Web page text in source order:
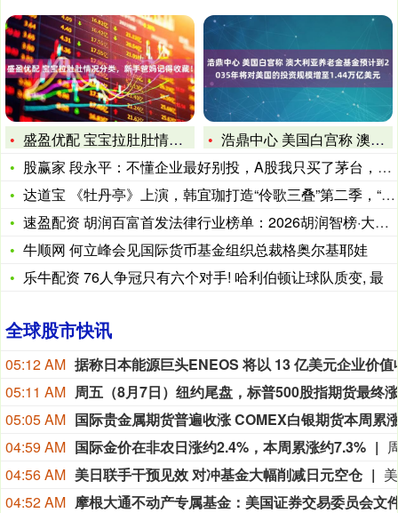
盛盈优配 宝宝拉肚肚情况分类，新手爸妈记得收藏！
浩鼎中心 美国白宫称 澳大利亚养老金基金预计到2035年将对
股赢家 段永平：不懂企业最好别投，A股我只买了茅台，苹果未来
达道宝 《牡丹亭》上演，韩宜珈打造“伶歌三叠”第二季，“我是
速盈配资 胡润百富首发法律行业榜单：2026胡润智榜·大中华
牛顺网 何立峰会见国际货币基金组织总裁格奥尔基耶娃
乐牛配资 76人争冠只有六个对手! 哈利伯顿让球队质变, 最
全球股市快讯
05:12 AM
05:11 AM
05:05 AM
04:59 AM 国际金价在非农日涨约2.4%，本周累涨约7.3%
04:56 AM 美日联手干预见效 对冲基金大幅削减日元空仓
04:52 AM